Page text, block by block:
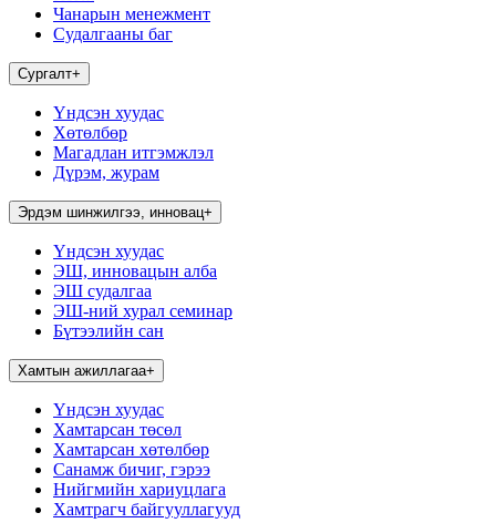
Чанарын менежмент
Судалгааны баг
Сургалт+
Үндсэн хуудас
Хөтөлбөр
Магадлан итгэмжлэл
Дүрэм, журам
Эрдэм шинжилгээ, инновац+
Үндсэн хуудас
ЭШ, инновацын алба
ЭШ судалгаа
ЭШ-ний хурал семинар
Бүтээлийн сан
Хамтын ажиллагаа+
Үндсэн хуудас
Хамтарсан төсөл
Хамтарсан хөтөлбөр
Санамж бичиг, гэрээ
Нийгмийн хариуцлага
Хамтрагч байгууллагууд